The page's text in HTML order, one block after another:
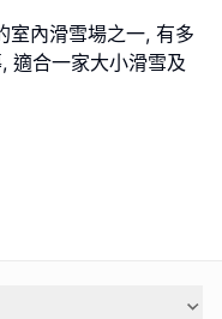
室內滑雪場之一, 有多
適合一家大小滑雪及